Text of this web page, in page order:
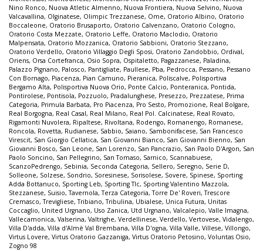
Nino Ronco, Nuova Atletic Almenno, Nuova Frontiera, Nuova Selvino, Nuova
Valcavallina, Olginatese, Olimpic Trezzanese, Ome, Oratorio Albino, Oratorio
Boccaleone, Oratorio Brusaporto, Oratorio Calvenzano, Oratorio Cologno,
Oratorio Costa Mezzate, Oratorio Leffe, Oratorio Maclodio, Oratorio
Malpensata, Oratorio Mozzanica, Oratorio Sabbioni, Oratorio Stezzano,
Oratorio Verdello, Oratorio Villaggio Degli Sposi, Oratorio Zandobbio, Ordival,
Oriens, Orsa Cortefranca, Osio Sopra, Ospitaletto, Pagazzanese, Paladina,
Palazzo Pignano, Palosco, Pantigliate, Paullese, Pba, Pedrocca, Pessano, Pessano
Con Bornago, Piacenza, Pian Camuno, Pieranica, Poliscalve, Polisportiva
Bergamo Alta, Polisportiva Nuova Orio, Ponte Calcio, Ponteranica, Pontida,
Pontirolese, Pontisola, Pozzuolo, Pradalunghese, Presezzo, Prezzatese, Prima
Categoria, Primula Barbata, Pro Piacenza, Pro Sesto, Promozione, Real Bolgare,
Real Borgogna, Real Casal, Real Milano, Real Pol. Calcinatese, Real Rovato,
Rigamonti Nuvolera, Ripaltese, Rivoltana, Rodengo, Romanengo, Romanese,
Roncola, Rovetta, Rudianese, Sabbio, Saiano, Sambonifacese, San Francesco
Virescit, San Giorgio Cellatica, San Giovanni Bianco, San Giovanni Bienno, San
Giovanni Bosco, San Leone, San Lorenzo, San Pancrazio, San Paolo D'Argon, San
Paolo Soncino, San Pellegrino, San Tomaso, Sarnico, Scannabuese,
ScanzoPedrengo, Sebinia, Seconda Categoria, Sellero, Seregno, Serie D,
Solleone, Solzese, Sondrio, Soresinese, Sorisolese, Sovere, Spinese, Sporting
Adda Bottanuco, Sporting Leb, Sporting Tlc, Sporting Valentino Mazzola,
Stezzanese, Suisio,Tavernola,Terza Categoria,Torre De' Roveri,Trescore
Cremasco,Trevigliese,Tribiano,Tribulina, Ubialese, Unica Futura, Unitas
Coccaglio, United Urgnano, Uso Zanica, Utd Urgnano, Valcalepio, Valle Imagna,
Vallecamonica, Valserina, Valtrighe, Verdellinese, Verdello, Vertovese, Vidalengo,
Villa D'adda, Villa d'Almè Val Brembana, Villa D'ogna, Villa Valle, Villese, Villongo,
Virtus Lovere, Virtus Oratorio Gazzaniga, Virtus Oratorio Petosino, Voluntas Osio,
Zogno 98